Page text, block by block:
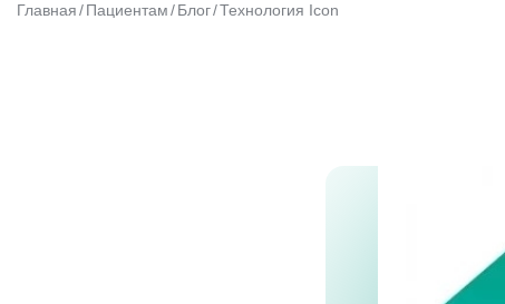
Главная Пациентам Блог Технология Icon